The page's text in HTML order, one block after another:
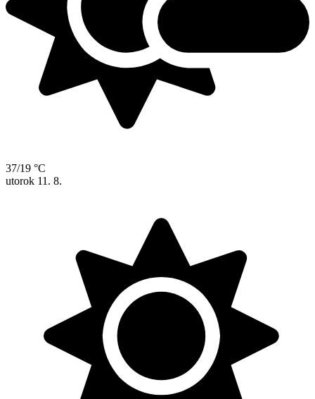
37/19 °C
utorok 11. 8.